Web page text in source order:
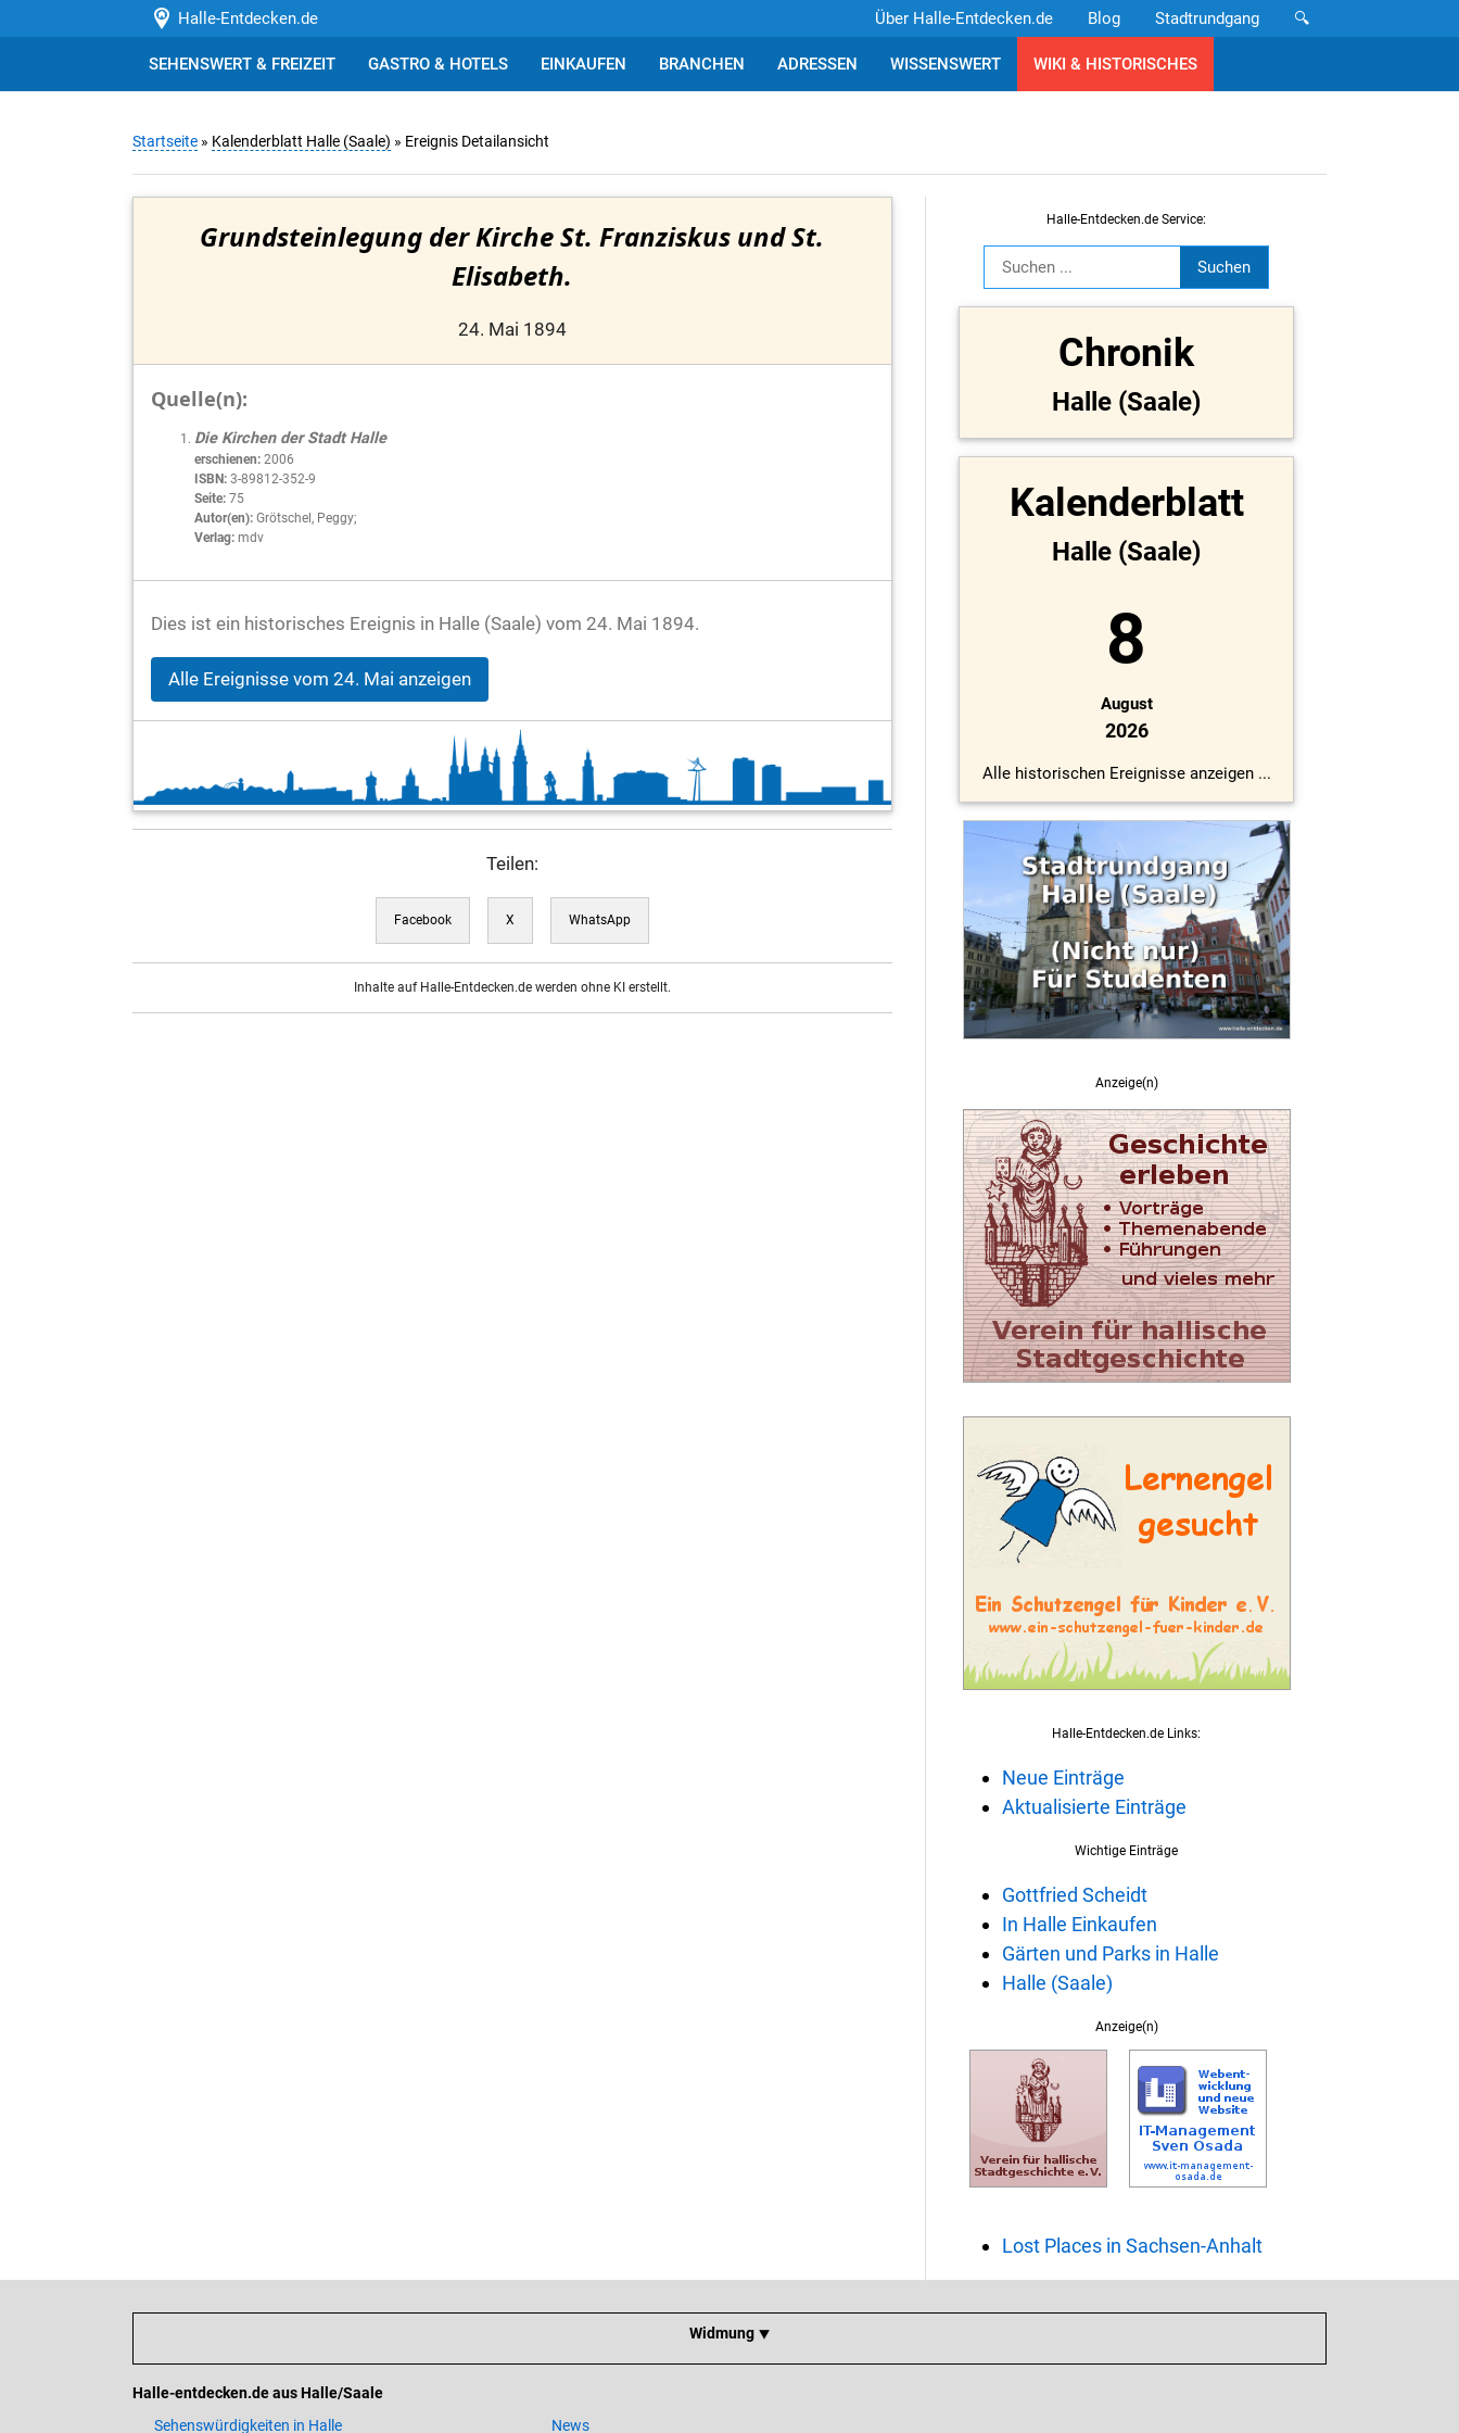
Halle-Entdecken.de 🔍
Stadtrundgang
Blog
Über Halle-Entdecken.de
SEHENSWERT & FREIZEIT GASTRO & HOTELS EINKAUFEN BRANCHEN ADRESSEN WISSENSWERT WIKI & HISTORISCHES
Startseite » Kalenderblatt Halle (Saale) » Ereignis Detailansicht
Grundsteinlegung der Kirche St. Franziskus und St.
Elisabeth.
24. Mai 1894
Quelle(n):
Die Kirchen der Stadt Halle
erschienen: 2006
ISBN: 3-89812-352-9
Seite: 75
Autor(en): Grötschel, Peggy;
Verlag: mdv
Dies ist ein historisches Ereignis in Halle (Saale) vom 24. Mai 1894.
Alle Ereignisse vom 24. Mai anzeigen
Teilen:
Facebook X WhatsApp
Inhalte auf Halle-Entdecken.de werden ohne KI erstellt.
Halle-Entdecken.de Service:
Chronik
Halle (Saale)
Kalenderblatt
Halle (Saale)
8
August
2026
Alle historischen Ereignisse anzeigen ...
Anzeige(n)
Halle-Entdecken.de Links:
Neue Einträge
Aktualisierte Einträge
Wichtige Einträge
Gottfried Scheidt
In Halle Einkaufen
Gärten und Parks in Halle
Halle (Saale)
Anzeige(n)
Lost Places in Sachsen-Anhalt
Widmung ⯆
Halle-entdecken.de aus Halle/Saale
Sehenswürdigkeiten in Halle
News